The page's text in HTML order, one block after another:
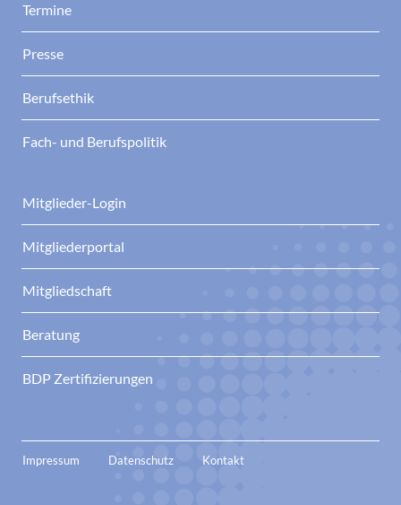
Termine
Presse
Berufsethik
Fach- und Berufspolitik
Mitglieder-Login
Mitgliederportal
Mitgliedschaft
Beratung
BDP Zertifizierungen
Impressum Datenschutz Kontakt